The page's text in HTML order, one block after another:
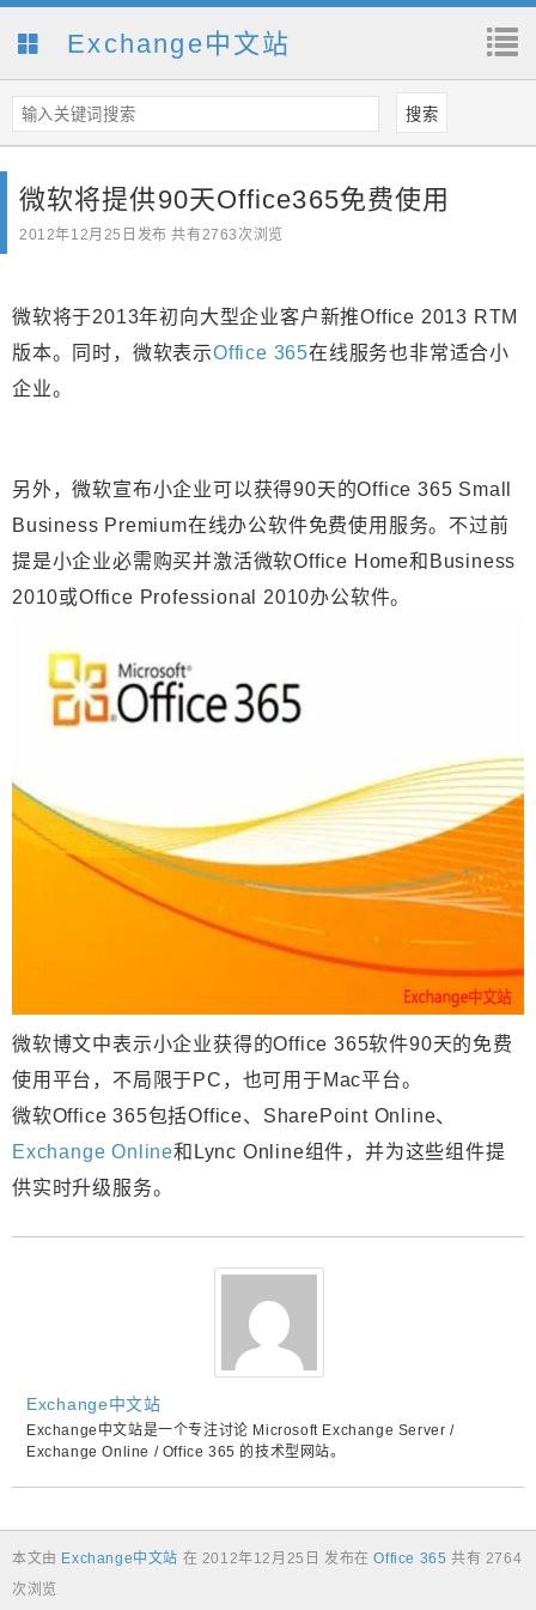
Exchange中文站
微软将提供90天Office365免费使用
2012年12月25日 发布 共有2763次浏览
微软将于2013年初向大型企业客户新推Office 2013 RTM
版本。同时，微软表示Office 365在线服务也非常适合小
企业。
另外，微软宣布小企业可以获得90天的Office 365 Small
Business Premium在线办公软件免费使用服务。不过前
提是小企业必需购买并激活微软Office Home和Business
2010或Office Professional 2010办公软件。
微软博文中表示小企业获得的Office 365软件90天的免费
使用平台，不局限于PC，也可用于Mac平台。
微软Office 365包括Office、SharePoint Online、
Exchange Online和Lync Online组件，并为这些组件提
供实时升级服务。
Exchange中文站
Exchange中文站是一个专注讨论 Microsoft Exchange Server /
Exchange Online / Office 365 的技术型网站。
本文由 Exchange中文站 在 2012年12月25日 发布在Office 365 共有 2764
次浏览